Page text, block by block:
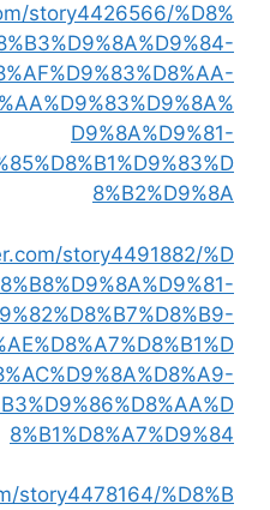
story4426566/%D8%
D9%8A%D9%81-
8%B2%D9%8A
story4491882/%D
8%B1%D8%A7%D9%84
story4478164/%D8%B